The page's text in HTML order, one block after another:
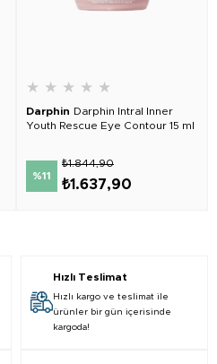
★ ★ ★ ★ ★
Darphin Darphin Intral Inner
Youth Rescue Eye Contour 15 ml
%11
₺1.637,90
₺1.844,90
Hızlı Teslimat
Hızlı kargo ve teslimat ile
ürünler bir gün içerisinde
kargoda!